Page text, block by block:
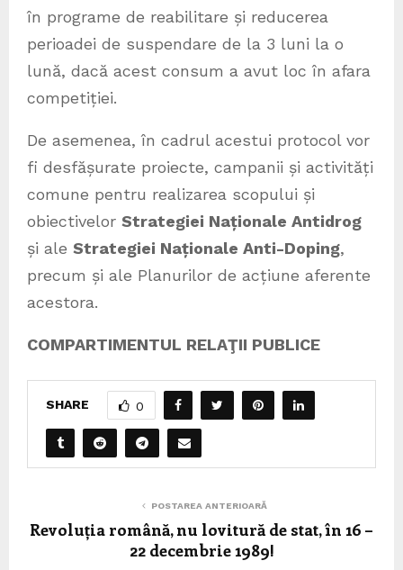
în programe de reabilitare și reducerea
perioadei de suspendare de la 3 luni la o
lună, dacă acest consum a avut loc în afara
competiției.
De asemenea, în cadrul acestui protocol vor
fi desfășurate proiecte, campanii și activități
comune pentru realizarea scopului și
obiectivelor Strategiei Naționale Antidrog
și ale Strategiei Naționale Anti-Doping,
precum și ale Planurilor de acțiune aferente
acestora.
COMPARTIMENTUL RELAŢII PUBLICE
SHARE 0
POSTAREA ANTERIOARĂ
Revoluția română, nu lovitură de stat, în 16 –
22 decembrie 1989!